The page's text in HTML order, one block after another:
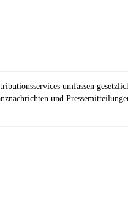
umfassen
und